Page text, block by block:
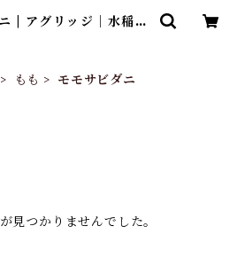
| アグリッジ｜水稲農
もも モモサビダニ
見つかりませんでした。